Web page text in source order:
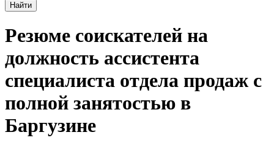
Найти
Резюме соискателей на
должность ассистента
специалиста отдела продаж с
полной занятостью в
Баргузине